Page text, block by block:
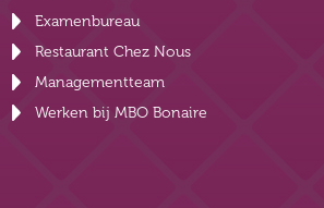
Examenbureau
Restaurant Chez Nous
Managementteam
Werken bij MBO Bonaire